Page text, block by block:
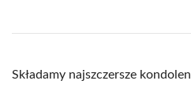
Składamy najszczersze